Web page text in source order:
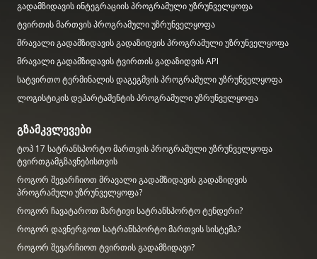
გადამზიდავის ინტეგრაციის პროგრამული უზრუნველყოფა
ტვირთის მართვის პროგრამული უზრუნველყოფა
მრავალი გადამზიდავის გადაზიდვის პროგრამული უზრუნველყოფა
მრავალი გადამზიდავის ტვირთის გადაზიდვის API
სატვირთო ტერმინალის დაგეგმვის პროგრამული უზრუნველყოფა
ლოგისტიკის დეპარტამენტის პროგრამული უზრუნველყოფა
გზამკვლევები
ტოპ 17 სატრანსპორტო მართვის პროგრამული უზრუნველყოფა
ტვირთგამგზავნებისთვის
როგორ შევარჩიოთ მრავალი გადამზიდავის გადაზიდვის
პროგრამული უზრუნველყოფა?
როგორ ჩავატაროთ მარტივი სატრანსპორტო ტენდერი?
როგორ დავნერგოთ სატრანსპორტო მართვის სისტემა?
როგორ შევარჩიოთ ტვირთის გადამზიდავი?